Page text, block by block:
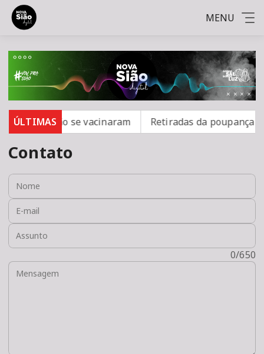
MENU
ÚLTIMAS
16 não se vacinaram Retiradas da poupança
Contato
Nome:
E-mail:
Assunto:
0/650